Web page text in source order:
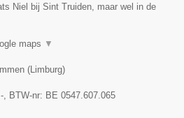
Niel bij Sint Truiden, maar wel in de
maps ▼
(Limburg)
-, BTW-nr: BE 0547.607.065